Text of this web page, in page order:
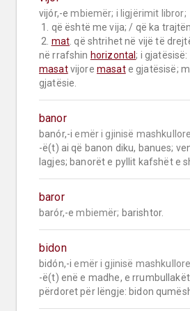
vijór,-e mbiemër; i ligjërimit libror;
2. mat . që shtrihet në vijë të
në rrafshin horizontal
masat vijore masat e gjatësisë;
gjatësie.
banor
banór,-i emër i gjinisë
-ë(t) ai që banon diku, banues;
lagjes; banorët e pyllit kafshët e
baror
barór,-e mbiemër; barishtor.
bidon
bidón,-i emër i gjinisë
-ë(t) enë e madhe, e
përdoret për lëngje: bidon